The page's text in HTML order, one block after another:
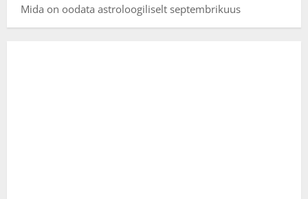
Mida on oodata astroloogiliselt septembrikuus